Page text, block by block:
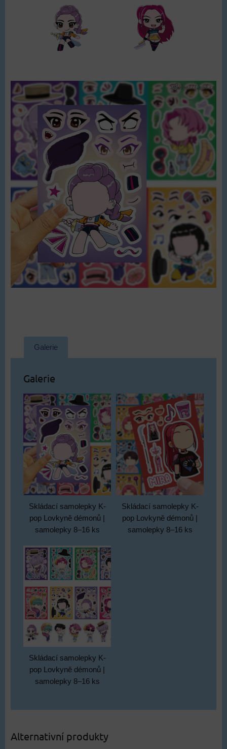
Galerie
Galerie
Skládací samolepky K-
pop Lovkyně démonů |
samolepky 8–16 ks
Skládací samolepky K-
pop Lovkyně démonů |
samolepky 8–16 ks
Skládací samolepky K-
pop Lovkyně démonů |
samolepky 8–16 ks
Alternativní produkty